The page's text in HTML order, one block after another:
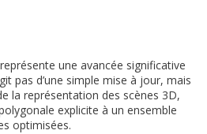
une avancée significative
pas d’une simple mise à jour, mais
la représentation des scènes 3D,
explicite à un ensemble
optimisées.